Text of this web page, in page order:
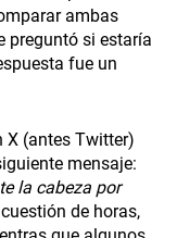
ambas
preguntó si estaría
fue un
X (antes Twitter)
mensaje:
la cabeza por
de horas,